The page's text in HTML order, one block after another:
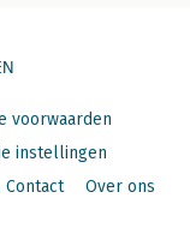
voorwaarden
instellingen
Contact Over ons